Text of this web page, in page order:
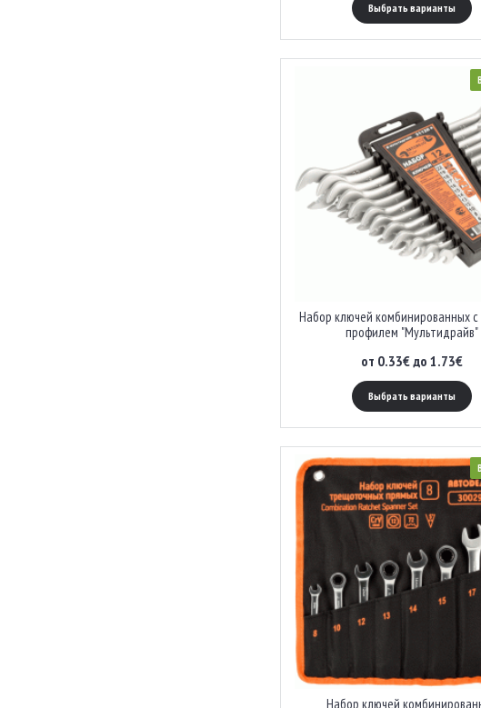
Выбрать варианты
Набор ключей комбинированных
профилем "Мультидрайв"
от 0.33€ до 1.73€
Выбрать варианты
Набор ключей